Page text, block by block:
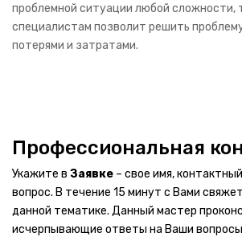
проблемной ситуации любой сложности,
специалистам позволит решить
потерями и затратами.
Профессиональная
Укажите в Заявке – свое имя,
вопрос. В течение 15 минут с Вами
данной тематике. Данный мастер
исчерпывающие ответы на Ваши